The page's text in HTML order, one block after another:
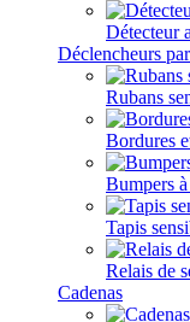
Détecteur
Déclencheurs
Rubans
Bordures
Bumpers
Tapis
Relais de
Cadenas